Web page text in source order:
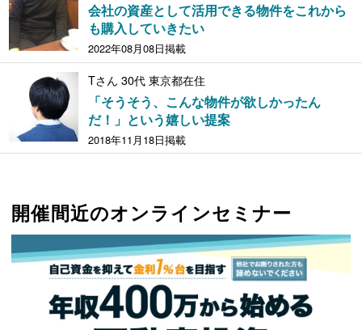
会社の資産として活用できる物件をこれから
も購入していきたい
2022年08月08日掲載
Tさん 30代 東京都在住
「そうそう、こんな物件が欲しかったん
だ！」という嬉しい提案
2018年11月18日掲載
開催間近のオンラインセミナー